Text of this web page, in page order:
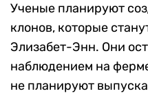
Ученые планируют
клонов, которые
Элизабет-Энн. Они
наблюдением на
не планируют